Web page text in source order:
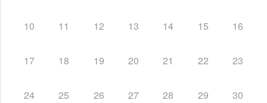
10 11 12 13 14 15 16
17 18 19 20 21 22 23
24 25 26 27 28 29 30